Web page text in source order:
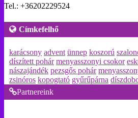
Tel.: +36202229524
Címkefelhő
karácsony advent ünnep koszorú
díszített pohár menyasszonyi csokor
nászajándék pezsgős pohár
zsinóros kopogtató gyűrűpárna
Partnereink